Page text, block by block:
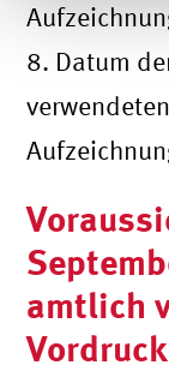
8. Datum
amtlich